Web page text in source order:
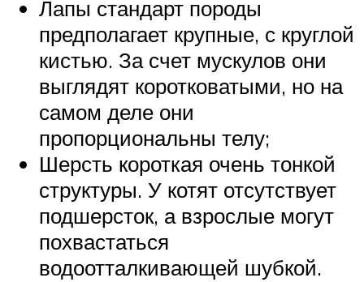
Лапы стандарт породы
предполагает крупные, с круглой
кистью. За счет мускулов они
выглядят коротковатыми, но на
самом деле они
пропорциональны телу;
Шерсть короткая очень тонкой
структуры. У котят отсутствует
подшерсток, а взрослые могут
похвастаться
водоотталкивающей шубкой.